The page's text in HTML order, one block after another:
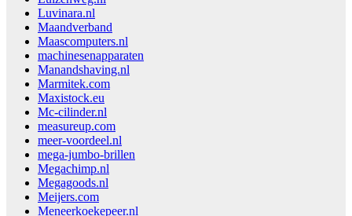
Luvinara.nl
Maandverband
Maascomputers.nl
machinesenapparaten
Manandshaving.nl
Marmitek.com
Maxistock.eu
Mc-cilinder.nl
measureup.com
meer-voordeel.nl
mega-jumbo-brillen
Megachimp.nl
Megagoods.nl
Meijers.com
Meneerkoekepeer.nl